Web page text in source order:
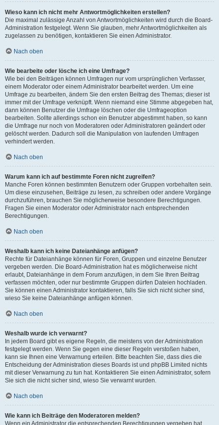
Wieso kann ich nicht mehr Antwortmöglichkeiten erstellen?
Die maximal zulässige Anzahl von Antwortmöglichkeiten wird durch die Board-
Administration festgelegt. Wenn Sie glauben, mehr Antwortmöglichkeiten als
zugelassen zu benötigen, kontaktieren Sie einen Administrator.
Nach oben
Wie bearbeite oder lösche ich eine Umfrage?
Wie bei den Beiträgen können Umfragen nur vom ursprünglichen Verfasser,
einem Moderator oder einem Administrator bearbeitet werden. Um eine
Umfrage zu bearbeiten, ändern Sie den ersten Beitrag des Themas; dieser ist
immer mit der Umfrage verknüpft. Wenn niemand eine Stimme abgegeben hat,
dann können Benutzer die Umfrage löschen oder die Umfrageoption
bearbeiten. Sollte allerdings schon ein Benutzer abgestimmt haben, so kann
die Umfrage nur noch von Moderatoren oder Administratoren geändert oder
gelöscht werden. Dadurch soll die Manipulation von laufenden Umfragen
verhindert werden.
Nach oben
Warum kann ich auf bestimmte Foren nicht zugreifen?
Manche Foren können bestimmten Benutzern oder Gruppen vorbehalten sein.
Um diese einzusehen, Beiträge zu lesen, zu schreiben oder andere Vorgänge
durchzuführen, brauchen Sie möglicherweise besondere Berechtigungen.
Fragen Sie einen Moderator oder Administrator nach entsprechenden
Berechtigungen.
Nach oben
Weshalb kann ich keine Dateianhänge anfügen?
Rechte für Dateianhänge können für Foren, Gruppen und einzelne Benutzer
vergeben werden. Die Board-Administration hat es möglicherweise nicht
erlaubt, Dateianhänge in dem Forum anzufügen, in dem Sie Ihren Beitrag
verfassen möchten, oder nur bestimmte Gruppen dürfen Dateien hochladen.
Sie können einen Administrator kontaktieren, falls Sie sich nicht sicher sind,
wieso Sie keine Dateianhänge anfügen können.
Nach oben
Weshalb wurde ich verwarnt?
In jedem Board gibt es eigene Regeln, die meistens von der Administration
festgelegt werden. Wenn Sie gegen eine dieser Regeln verstoßen haben,
kann sie Ihnen eine Verwarnung erteilen. Bitte beachten Sie, dass dies die
Entscheidung der Administration dieses Boards ist und phpBB Limited nichts
mit dieser Verwarnung zu tun hat. Kontaktieren Sie einen Administrator, sofern
Sie sich die nicht sicher sind, wieso Sie verwarnt wurden.
Nach oben
Wie kann ich Beiträge den Moderatoren melden?
Wenn ein Administrator die entsprechenden Berechtigungen vergeben hat,